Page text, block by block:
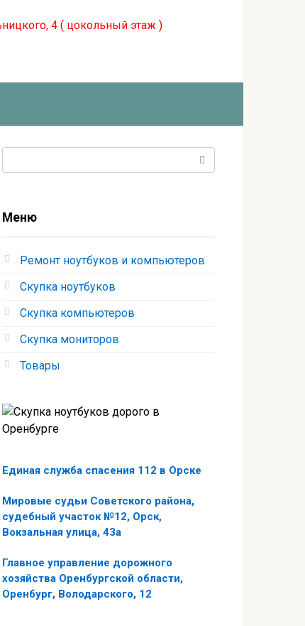
4 ( цокольный этаж )
Меню
Ремонт ноутбуков и компьютеров
Скупка ноутбуков
Скупка компьютеров
Скупка мониторов
Товары
Единая служба спасения 112 в Орске
Мировые судьи Советского района,
судебный участок №12, Орск,
Вокзальная улица, 43а
Главное управление дорожного
хозяйства Оренбургской области,
Оренбург, Володарского, 12